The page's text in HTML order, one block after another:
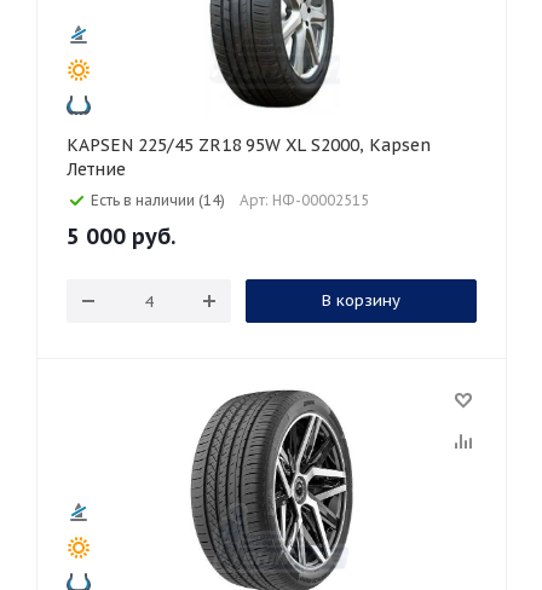
KAPSEN 225/45 ZR18 95W XL S2000, Kapsen
Летние
Есть в наличии (14) Арт: НФ-00002515
5 000 руб.
В корзину